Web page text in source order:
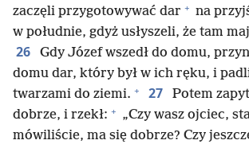
zaczęli przygotowywać dar + na
w południe, gdyż usłyszeli, że tam
26
Gdy Józef wszedł do domu,
domu dar, który był w ich ręku, i
twarzami do ziemi. + 27
Potem
dobrze, i rzekł: + „Czy wasz ojciec,
mówiliście, ma się dobrze? Czy